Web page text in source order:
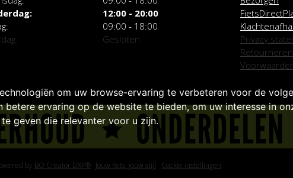
12:00 - 20:00
09:00 - 18:00
Gesloten
Privacy
Retourneren
by BO Creator DXP® Jouw fiets, jouw stijl Cookie instellingen
om uw browse-ervaring te verbeteren voor de
betere ervaring op de website te bieden,om uw interesse in
geven die relevanter voor u zijn.